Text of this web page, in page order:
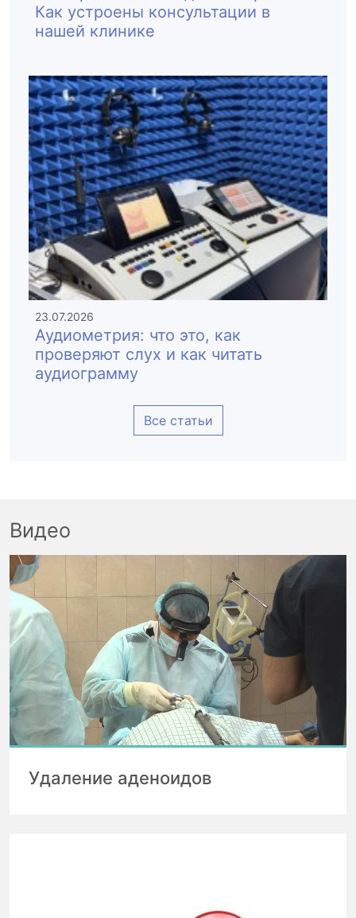
Как устроены консультации в
нашей клинике
23.07.2026
Аудиометрия: что это, как
проверяют слух и как читать
аудиограмму
Все статьи
Видео
Удаление аденоидов